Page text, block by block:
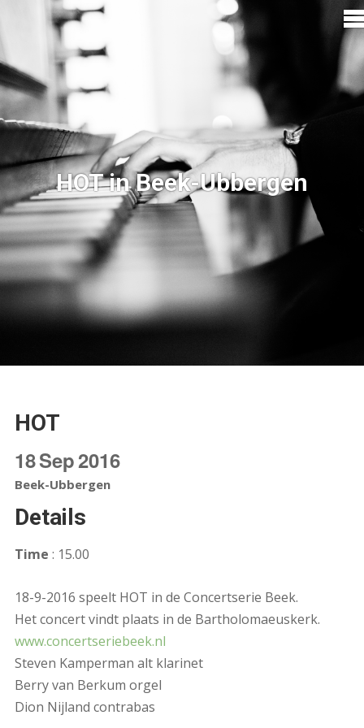
HOT in Beek-Ubbergen
HOT
18Sep2016
Beek-Ubbergen
Details
Time : 15.00
18-9-2016 speelt HOT in de Concertserie Beek.
Het concert vindt plaats in de Bartholomaeuskerk.
www.concertseriebeek.nl
Steven Kamperman alt klarinet
Berry van Berkum orgel
Dion Nijland contrabas